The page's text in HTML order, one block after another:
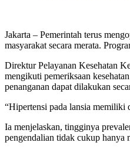
Jakarta – Pemerintah terus
masyarakat secara merata.
Direktur Pelayanan Kesehatan
mengikuti pemeriksaan
penanganan dapat dilakukan
“Hipertensi pada lansia memiliki
Ia menjelaskan, tingginya
pengendalian tidak cukup hanya